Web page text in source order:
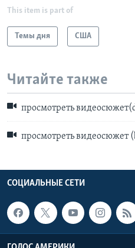
This item is part of
Темы дня США
Читайте также
просмотреть
просмотреть видеосюжет
СОЦИАЛЬНЫЕ СЕТИ